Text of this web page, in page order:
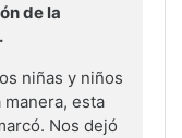
de la
niñas y niños
manera, esta
Nos dejó